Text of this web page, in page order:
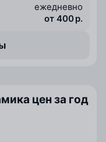
ежедневно
от 400 р.
цен за год